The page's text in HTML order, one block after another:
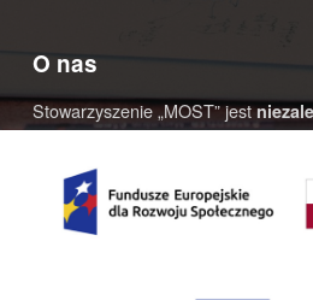
O nas
Stowarzyszenie „MOST” jest